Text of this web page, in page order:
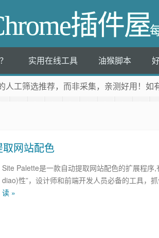
插件屋
实用在线工具 油猴脚本
人工筛选推荐，而非采集，亲测好用！
网站配色
Site Palette是一款自动提取网站配色的扩展程序
diao)性”，设计师和前端开发人员必备的工具，
读 »